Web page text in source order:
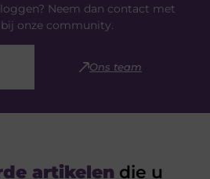
Neem dan contact met
onze community.
Ons team
artikelen die u